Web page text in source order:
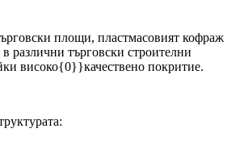
площи, пластмасовият кофраж
различни търговски строителни
високо{0}}качествено покритие.